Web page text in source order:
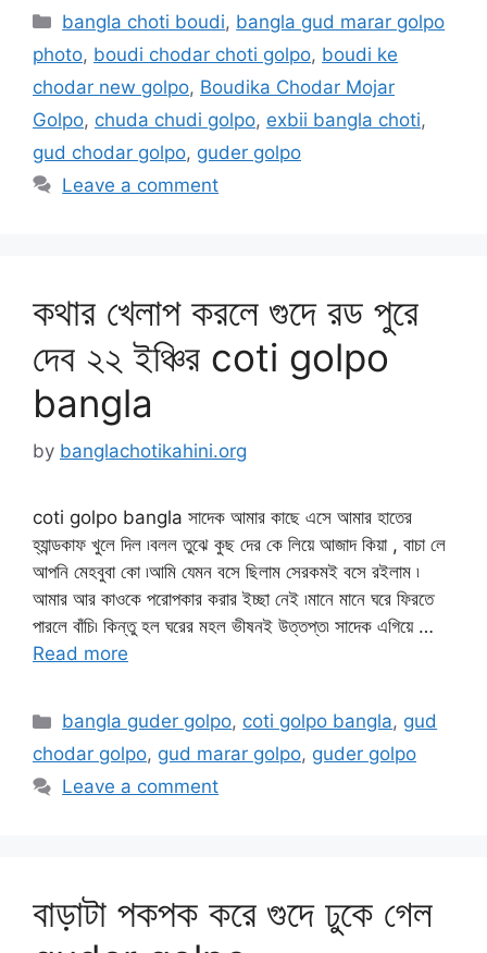
Categories
bangla choti boudi, bangla gud marar golpo
photo, boudi chodar choti golpo, boudi ke
chodar new golpo, Boudika Chodar Mojar
Golpo, chuda chudi golpo, exbii bangla choti,
gud chodar golpo, guder golpo
Leave a comment
কথার খেলাপ করলে গুদে রড পুরে
দেব ২২ ইঞ্চির coti golpo
bangla
by banglachotikahini.org
coti golpo bangla সাদেক আমার কাছে এসে আমার হাতের
হ্যান্ডকাফ খুলে দিল ৷বলল তুঝে কুছ দের কে লিয়ে আজাদ কিয়া , বাচা লে
আপনি মেহবুবা কো ৷আমি যেমন বসে ছিলাম সেরকমই বসে রইলাম ৷
আমার আর কাওকে পরোপকার করার ইচ্ছা নেই ৷মানে মানে ঘরে ফিরতে
পারলে বাঁচি৷ কিন্তু হল ঘরের মহল ভীষনই উত্তপ্ত৷ সাদেক এগিয়ে …
Read more
Categories
bangla guder golpo, coti golpo bangla, gud
chodar golpo, gud marar golpo, guder golpo
Leave a comment
বাড়াটা পকপক করে গুদে ঢুকে গেল